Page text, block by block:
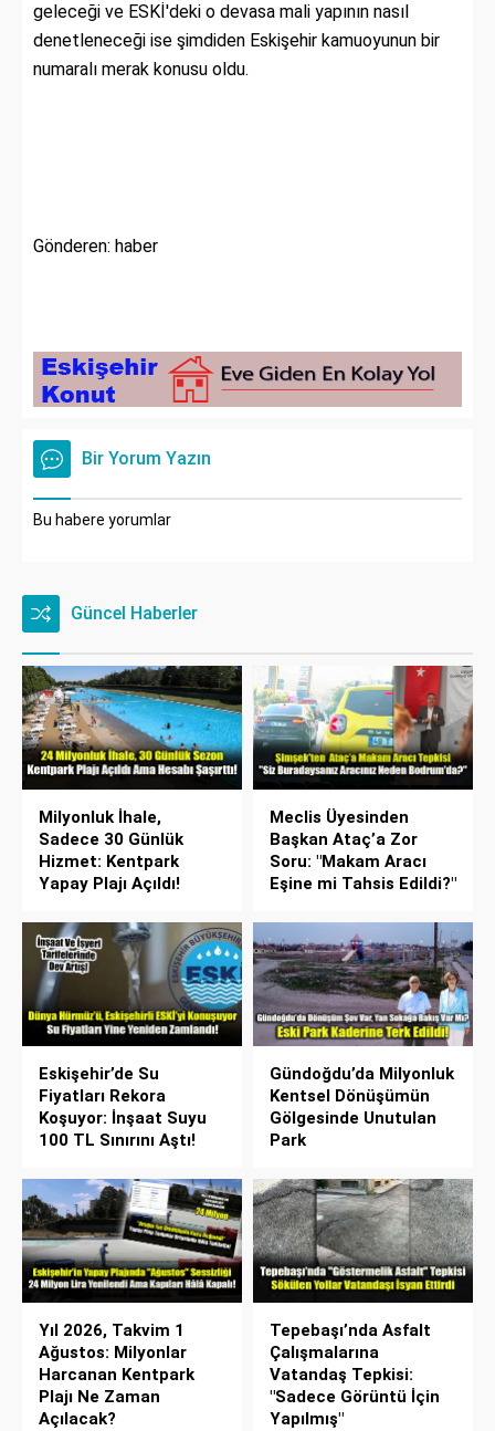
geleceği ve ESKİ'deki o devasa mali yapının nasıl
denetleneceği ise şimdiden Eskişehir kamuoyunun bir
numaralı merak konusu oldu.
Gönderen: haber
Bir Yorum Yazın
Bu habere yorumlar
Güncel Haberler
Milyonluk İhale,
Sadece 30 Günlük
Hizmet: Kentpark
Yapay Plajı Açıldı!
Meclis Üyesinden
Başkan Ataç’a Zor
Soru: "Makam Aracı
Eşine mi Tahsis Edildi?"
Eskişehir’de Su
Fiyatları Rekora
Koşuyor: İnşaat Suyu
100 TL Sınırını Aştı!
Gündoğdu’da Milyonluk
Kentsel Dönüşümün
Gölgesinde Unutulan
Park
Yıl 2026, Takvim 1
Ağustos: Milyonlar
Harcanan Kentpark
Plajı Ne Zaman
Açılacak?
Tepebaşı’nda Asfalt
Çalışmalarına
Vatandaş Tepkisi:
"Sadece Görüntü İçin
Yapılmış"